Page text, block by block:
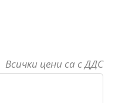
Всички цени са с ДДС